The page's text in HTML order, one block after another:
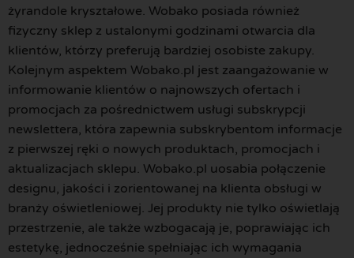
żyrandole kryształowe. Wobako posiada również
fizyczny sklep z ustalonymi godzinami otwarcia dla
klientów, którzy preferują bardziej osobiste zakupy.
Kolejnym aspektem Wobako.pl jest zaangażowanie w
informowanie klientów o najnowszych ofertach i
promocjach za pośrednictwem usługi subskrypcji
newslettera, która zapewnia subskrybentom informacje
z pierwszej ręki o nowych produktach, promocjach i
aktualizacjach sklepu. Wobako.pl uosabia połączenie
designu, jakości i zorientowanej na klienta obsługi w
branży oświetleniowej. Jej produkty nie tylko oświetlają
przestrzenie, ale także wzbogacają je, poprawiając ich
estetykę, jednocześnie spełniając ich wymagania